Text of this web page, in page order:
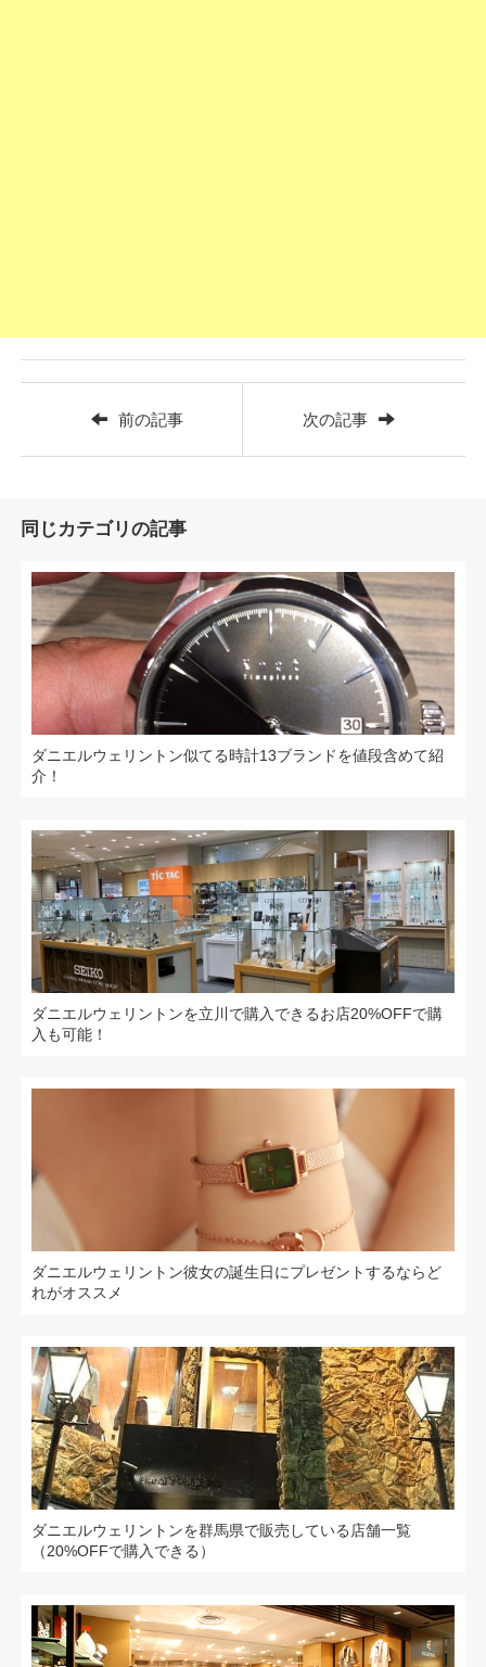
前の記事 次の記事
同じカテゴリの記事
ダニエルウェリントン似てる時計13ブランドを値段含めて紹
介！
ダニエルウェリントンを立川で購入できるお店20%OFFで購
入も可能！
ダニエルウェリントン彼女の誕生日にプレゼントするならど
れがオススメ
ダニエルウェリントンを群馬県で販売している店舗一覧
（20%OFFで購入できる）